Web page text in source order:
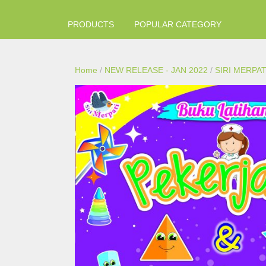
PRODUCTS POPULAR CATEGORY
Home / NEW RELEASE - JAN 2022 / SIRI